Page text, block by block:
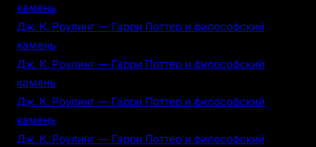
камень
Дж. К. Роулинг — Гарри Поттер и философский
камень
Дж. К. Роулинг — Гарри Поттер и философский
камень
Дж. К. Роулинг — Гарри Поттер и философский
камень
Дж. К. Роулинг — Гарри Поттер и философский